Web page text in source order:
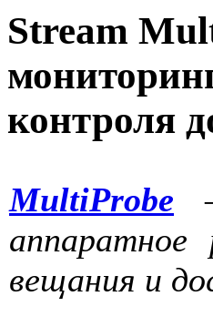
Stream
контроля
MultiProbe
вещания и